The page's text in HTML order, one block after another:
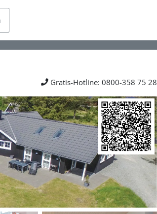
Gratis-Hotline: 0800-358 75 28